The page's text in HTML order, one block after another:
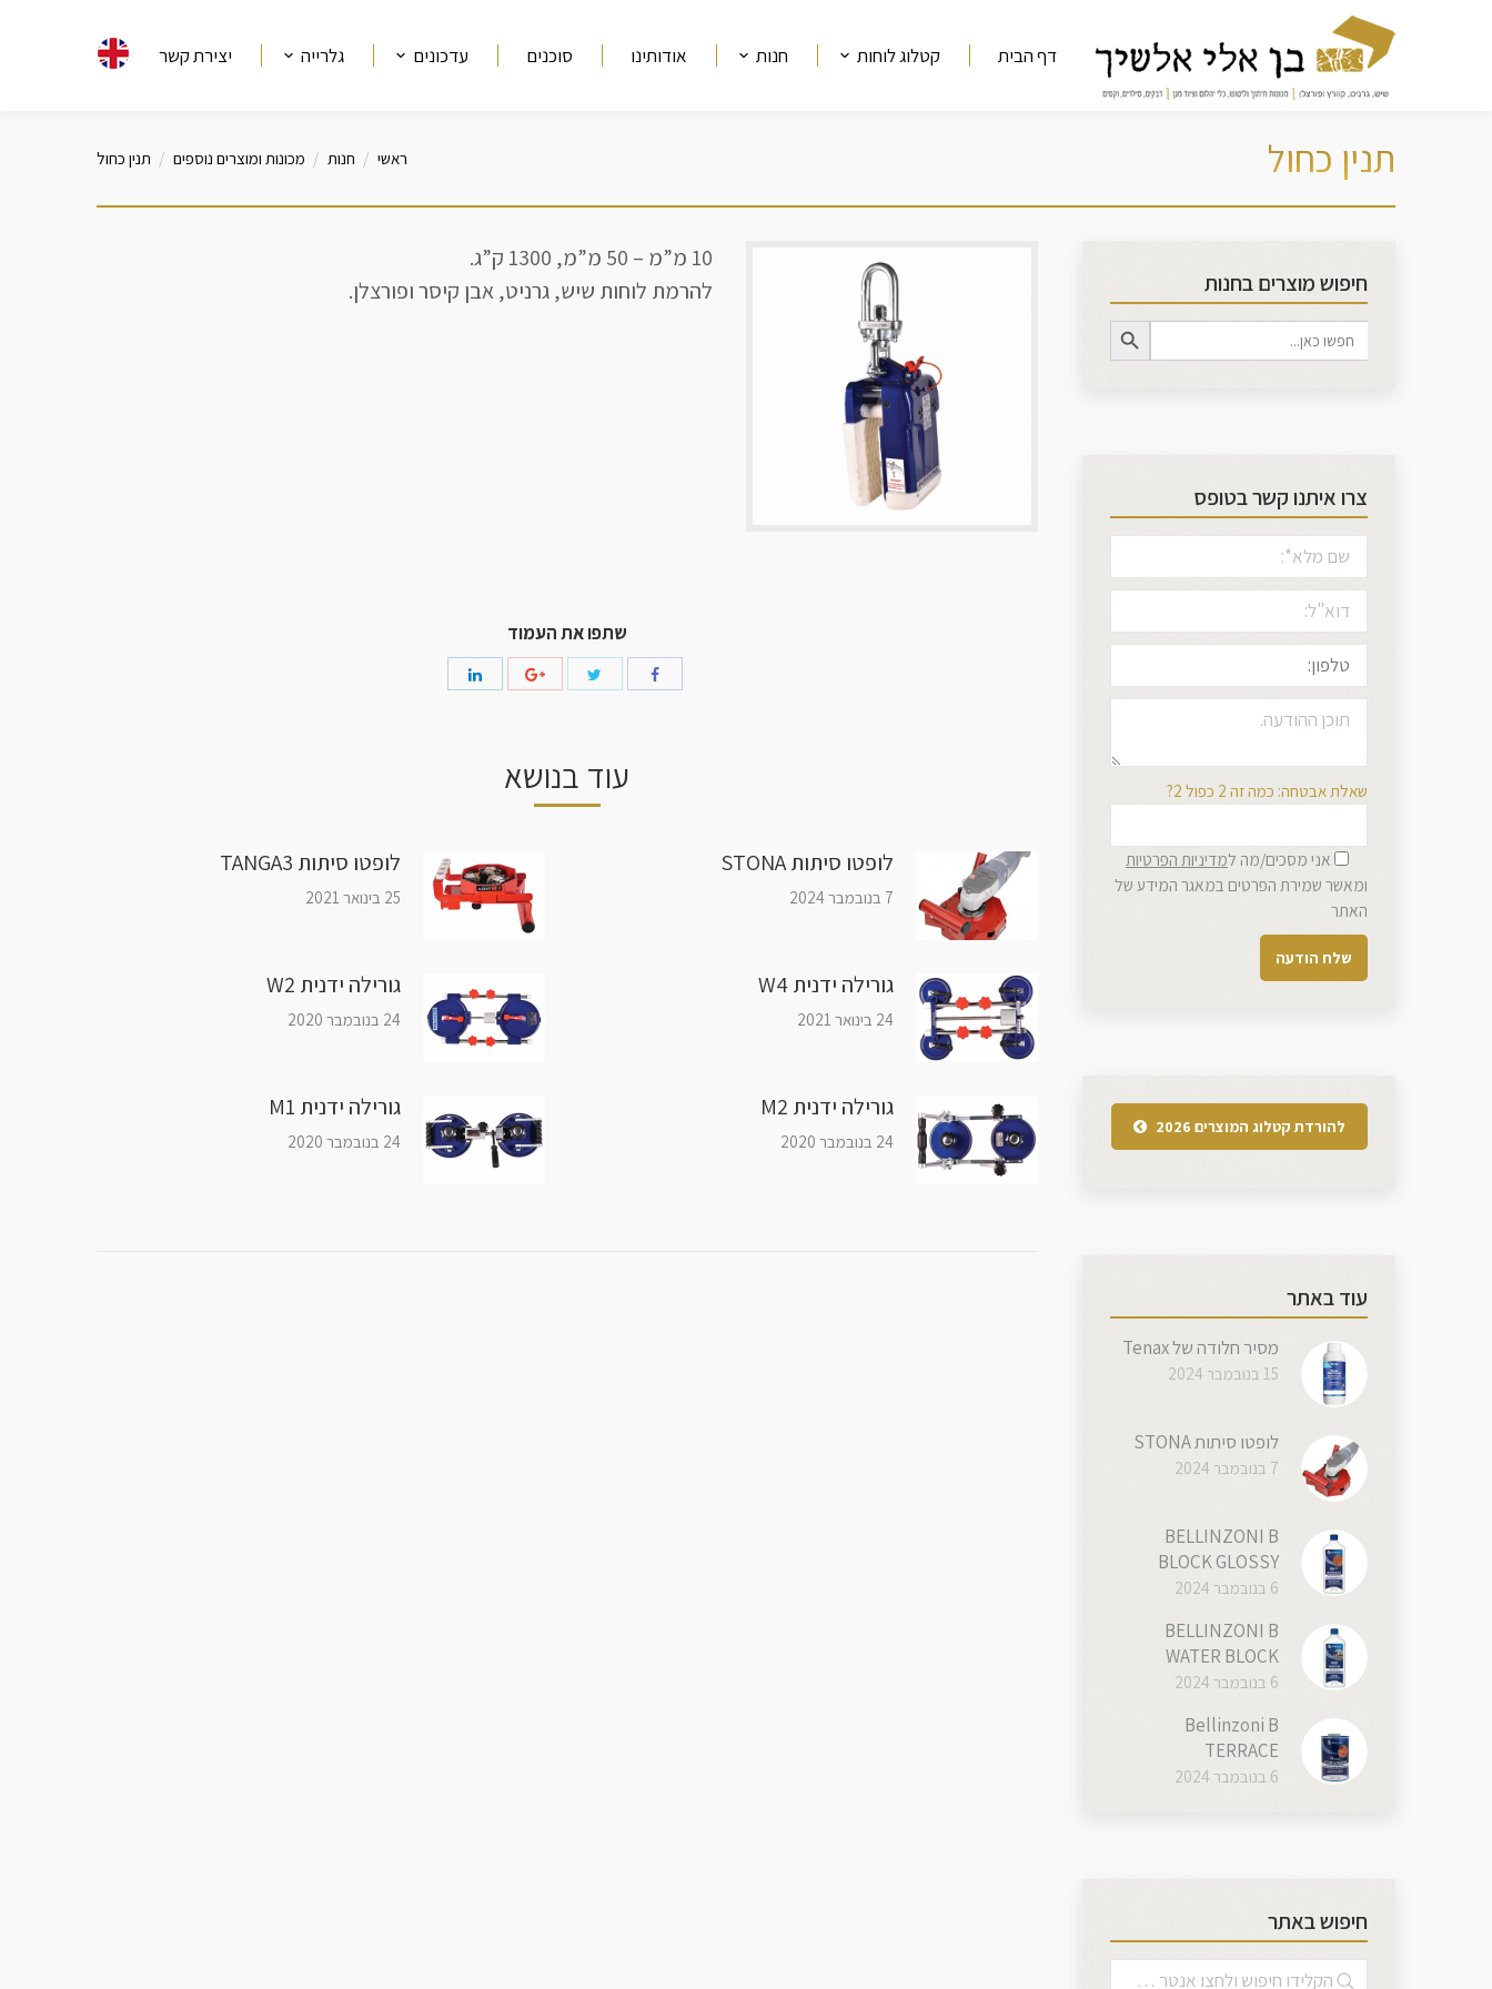
דף הבית קטלוג לוחות חנות אודותינו סוכנים עדכונים גלרייה יצירת קשר
תנין כחול ראשי חנות מכונות ומוצרים נוספים תנין כחול
10 מ”מ – 50 מ”מ, 1300 ק”ג.
להרמת לוחות שיש, גרניט, אבן קיסר ופורצלן.
שתפו את העמוד
עוד בנושא
לופטו סיתות STONA
7 בנובמבר 2024
לופטו סיתות TANGA3
25 בינואר 2021
גורילה ידנית W4
24 בינואר 2021
גורילה ידנית W2
24 בנובמבר 2020
גורילה ידנית M2
24 בנובמבר 2020
גורילה ידנית M1
24 בנובמבר 2020
חיפוש מוצרים בחנות
Search
for:
Search Button
צרו איתנו קשר בטופס
שאלת אבטחה: כמה זה 2 כפול 2?
אני מסכים/מה למדיניות הפרטיות
ומאשר שמירת הפרטים במאגר המידע של
האתר
להורדת קטלוג המוצרים 2026
עוד באתר
מסיר חלודה של Tenax
15 בנובמבר 2024
לופטו סיתות STONA
7 בנובמבר 2024
BELLINZONI B
BLOCK GLOSSY
6 בנובמבר 2024
BELLINZONI B
WATER BLOCK
6 בנובמבר 2024
Bellinzoni B
TERRACE
6 בנובמבר 2024
חיפוש באתר